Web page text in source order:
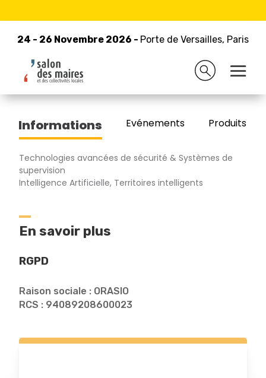
24 - 26 Novembre 2026 - Porte de Versailles, Paris
24 - 26 Novembre 2026 - Porte de Versailles, Paris
Retour à la liste des exposants
ORASIO
Informations Evénements Produits/
Technologies avancées de sécurité & Systèmes de
supervision
Intelligence Artificielle, Territoires intelligents
En savoir plus
RGPD
Raison sociale : ORASIO
RCS : 94089208600023